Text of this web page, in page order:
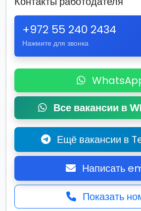
+972 55 240 2434
Нажмите для звонка
Все вакансии в
Ещё вакансии в
Написать
Показать